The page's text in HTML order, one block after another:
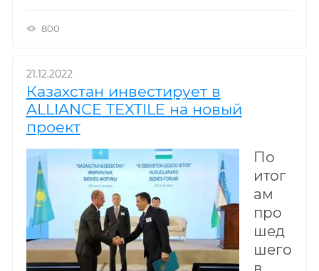
800
21.12.2022
Казахстан инвестирует в
ALLIANCE TEXTILE на новый
проект
По
итог
ам
про
шед
шего